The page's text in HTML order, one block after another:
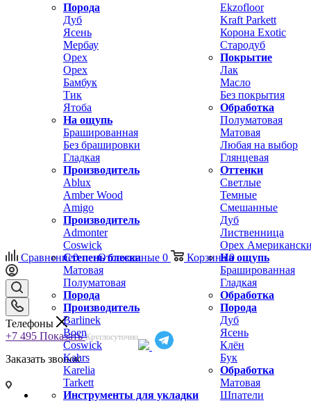
Порода
Дуб
Ясень
Мербау
Орех
Орех
Бамбук
Тик
Ятоба
На ощупь
Брашированная
Без брашировки
Гладкая
Производитель
Ablux
Amber Wood
Amigo
Ekzofloor
Kraft Parkett
Корона Exotic
Стародуб
Покрытие
Лак
Масло
Без покрытия
Обработка
Полуматовая
Матовая
Любая на выбор
Глянцевая
Оттенки
Светлые
Темные
Смешанные
Производитель
Admonter
Coswick
Степень блеска
Матовая
Полуматовая
Порода
Дуб
Лиственница
Орех
На ощупь
Брашированная
Гладкая
Обработка
Производитель
Barlinek
Boen
Coswick
Kahrs
Karelia
Tarkett
Порода
Дуб
Ясень
Клён
Бук
Обработка
Матовая
Инструменты для укладки
Шпатели
Сравнение0 Отложенные 0 Корзина 0
Телефоны
+7 495 Показать Круглосуточно
Заказать звонок